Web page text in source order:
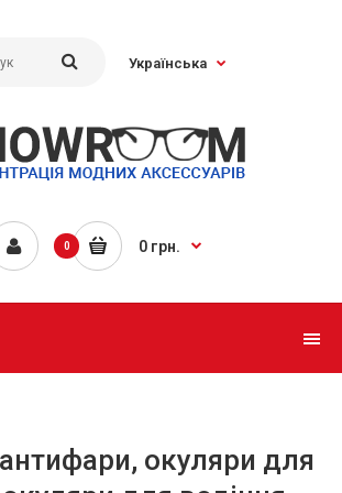
Українська
0 0 грн.
окуляри для